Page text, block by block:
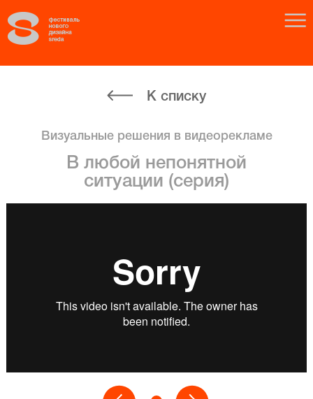
К списку
Визуальные решения в видеорекламе
В любой непонятной
ситуации (серия)